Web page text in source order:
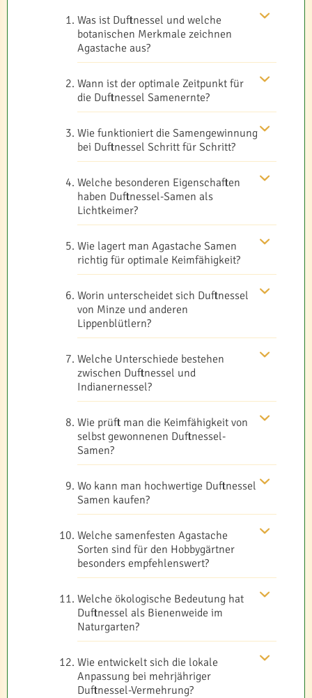
Was ist Duftnessel und welche
botanischen Merkmale zeichnen
Agastache aus?
Wann ist der optimale Zeitpunkt für
die Duftnessel Samenernte?
Wie funktioniert die Samengewinnung
bei Duftnessel Schritt für Schritt?
Welche besonderen Eigenschaften
haben Duftnessel-Samen als
Lichtkeimer?
Wie lagert man Agastache Samen
richtig für optimale Keimfähigkeit?
Worin unterscheidet sich Duftnessel
von Minze und anderen
Lippenblütlern?
Welche Unterschiede bestehen
zwischen Duftnessel und
Indianernessel?
Wie prüft man die Keimfähigkeit von
selbst gewonnenen Duftnessel-
Samen?
Wo kann man hochwertige Duftnessel
Samen kaufen?
Welche samenfesten Agastache
Sorten sind für den Hobbygärtner
besonders empfehlenswert?
Welche ökologische Bedeutung hat
Duftnessel als Bienenweide im
Naturgarten?
Wie entwickelt sich die lokale
Anpassung bei mehrjähriger
Duftnessel-Vermehrung?